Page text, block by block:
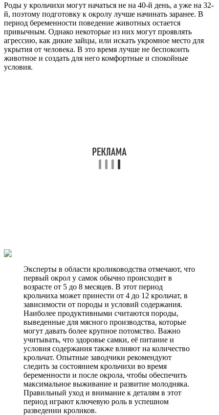
Роды у крольчихи могут начаться не на 40-й день, а уже на 32-
й, поэтому подготовку к окролу лучше начинать заранее. В
период беременности поведение животных остается
привычным. Однако некоторые из них могут проявлять
агрессию, как дикие зайцы, или искать укромное место для
укрытия от человека. В это время лучше не беспокоить
животное и создать для него комфортные и спокойные
условия.
Эксперты в области кролиководства отмечают, что
первый окрол у самок обычно происходит в
возрасте от 5 до 8 месяцев. В этот период
крольчиха может принести от 4 до 12 крольчат, в
зависимости от породы и условий содержания.
Наиболее продуктивными считаются породы,
выведенные для мясного производства, которые
могут давать более крупное потомство. Важно
учитывать, что здоровье самки, её питание и
условия содержания также влияют на количество
крольчат. Опытные заводчики рекомендуют
следить за состоянием крольчихи во время
беременности и после окрола, чтобы обеспечить
максимальное выживание и развитие молодняка.
Правильный уход и внимание к деталям в этот
период играют ключевую роль в успешном
разведении кроликов.